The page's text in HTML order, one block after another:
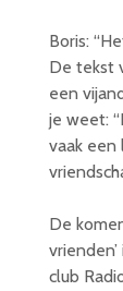
Boris:
De tekst
een
je weet:
vaak een
De
club